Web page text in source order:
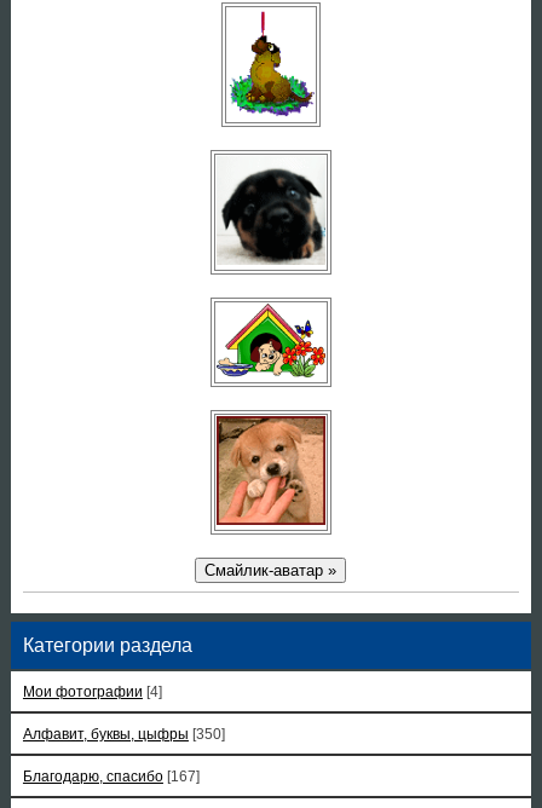
Смайлик-аватар »
Категории раздела
Мои фотографии [4]
Алфавит, буквы, цыфры [350]
Благодарю, спасибо [167]